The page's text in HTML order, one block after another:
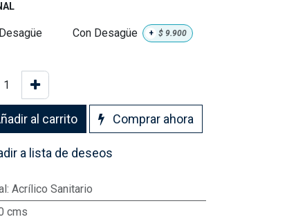
Con Desagüe + $ 9.900
al carrito Comprar ahora
a lista de deseos
: Acrílico Sanitario
cms